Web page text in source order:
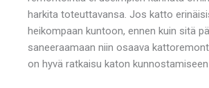
harkita toteuttavansa. Jos katto
heikompaan kuntoon, ennen kuin sitä
saneeraamaan niin osaava
on hyvä ratkaisu katon